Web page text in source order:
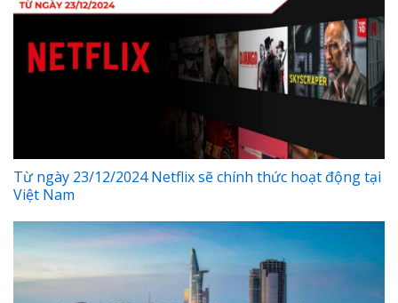
Từ ngày 23/12/2024 Netflix sẽ chính thức hoạt động tại
Việt Nam